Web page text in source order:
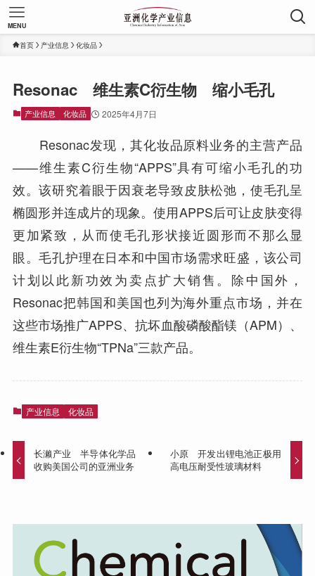
MENU
首页 产业信息 化妆品
Resonac 维生素C衍生物 缩小毛孔
产业信息 化妆品 2025年4月7日
Resonac发现，其化妆品原料业务的主营产品
——维生素C衍生物“APPS”具有可缩小毛孔的功
效。该研究着眼于因衰老导致皮肤松弛，使毛孔呈
椭圆形并连成片的现象。使用APPS后可让皮肤变得
更加紧致，从而使毛孔形状接近圆形而不那么显
眼。毛孔护理在日本和中国市场需求旺盛，该公司
计划以此新功效为卖点扩大销售。除中国外，
Resonac把韩国和美国也列为海外重点市场，并在
这些市场推广APPS、抗坏血酸磷酸酯镁（APM）、
维生素E衍生物“TPNa”三款产品。
产业信息 化妆品
长濑产业 半导体化学品
收购美国公司的亚洲业务
小原 开发出锂电池正极用
高电压耐受性玻璃材料